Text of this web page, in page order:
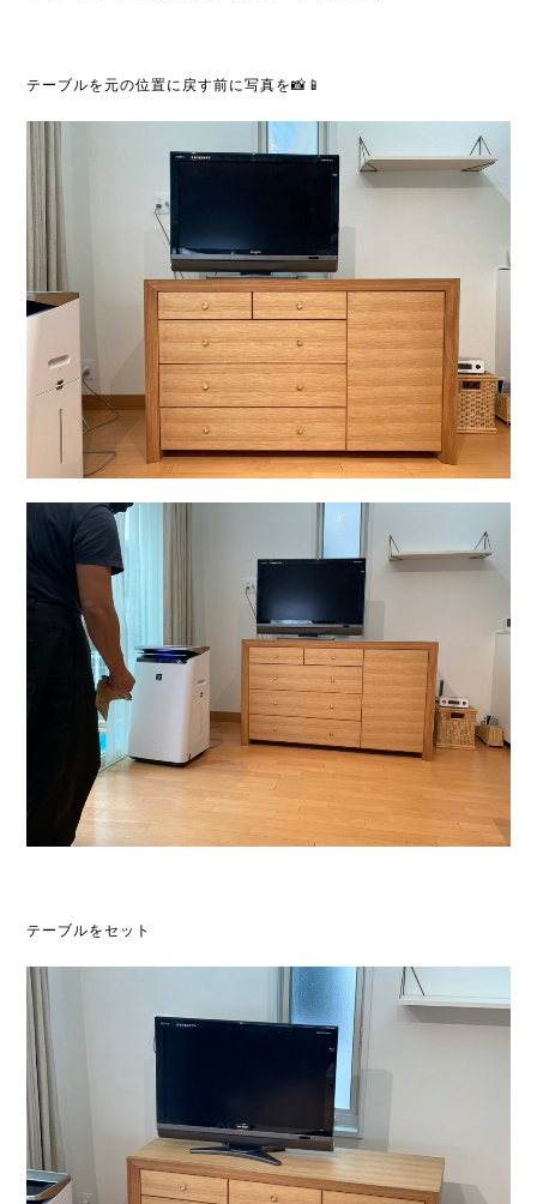
テーブルを元の位置に戻す前に写真を📸📱
テーブルをセット